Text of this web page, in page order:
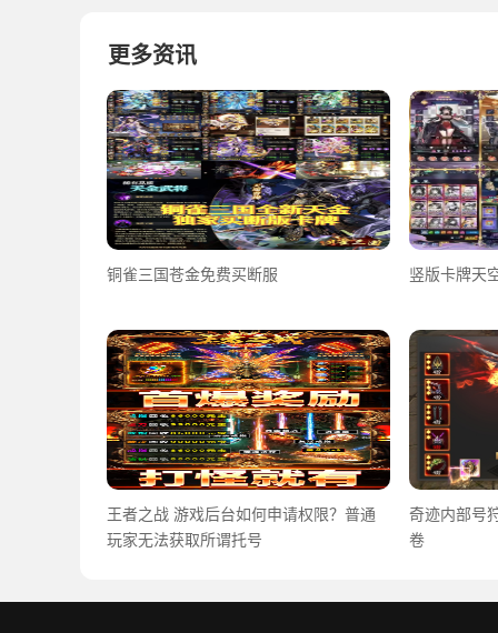
更多资讯
铜雀三国苍金免费买断服 竖版卡牌天
王者之战 游戏后台如何申请权限？普通
玩家无法获取所谓托号
奇迹内部号
卷